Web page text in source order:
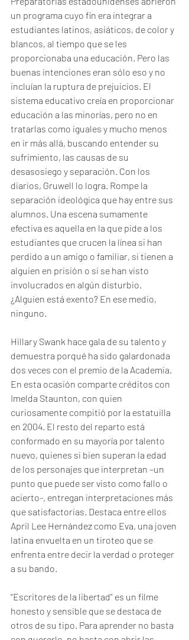
un programa cuyo fin era integrar a
estudiantes latinos, asiáticos, de color y
blancos, al tiempo que se les
proporcionaba una educación. Pero las
buenas intenciones eran sólo eso y no
incluían la ruptura de prejuicios. El
sistema educativo creía en proporcionar
educación a las minorías, pero no en
tratarlas como iguales y mucho menos
en ir más allá, buscando entender su
sufrimiento, las causas de su
desasosiego y separación. Con los
diarios, Gruwell lo logra. Rompe la
separación ideológica que hay entre sus
alumnos. Una escena sumamente
efectiva es aquella en la que pide a los
estudiantes que crucen la línea si han
perdido a un amigo o familiar, si tienen a
alguien en prisión o si se han visto
involucrados en algún disturbio.
¿Alguien está exento? En ese medio,
ninguno.
Hillary Swank hace gala de su talento y
demuestra porqué ha sido galardonada
dos veces con el premio de la Academia.
En esta ocasión comparte créditos con
Imelda Staunton, con quien
curiosamente compitió por la estatuilla
en 2004. El resto del reparto está
conformado en su mayoría por talento
nuevo, quienes si bien superan la edad
de los personajes que interpretan –un
punto que puede ser visto como fallo o
acierto-, entregan interpretaciones más
que satisfactorias. Destaca entre ellos
April Lee Hernández como Eva, una joven
latina envuelta en un tiroteo que se
enfrenta entre decir la verdad o proteger
a su bando.
“Escritores de la libertad” es un filme
honesto y sensible que se destaca de
otros de su tipo. Para aprender no basta